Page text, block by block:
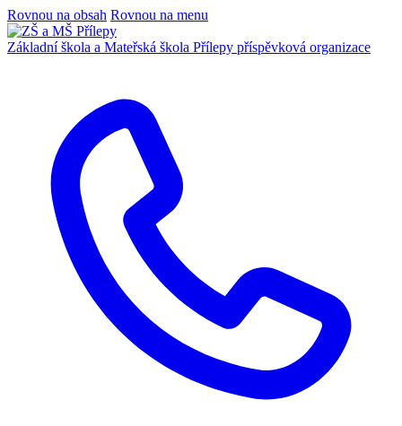
Rovnou na obsah Rovnou na menu
Základní škola a Mateřská škola Přílepy příspěvková organizace